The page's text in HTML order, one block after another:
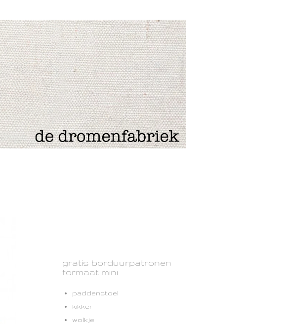
gratis borduurpatronen
formaat mini
paddenstoel
kikker
wolkje